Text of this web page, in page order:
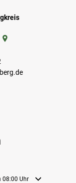
auszublenden
08:00 Uhr